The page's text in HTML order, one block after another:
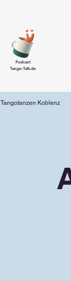
Podcast
Tango-Talk.de
Tangotanzen Koblenz